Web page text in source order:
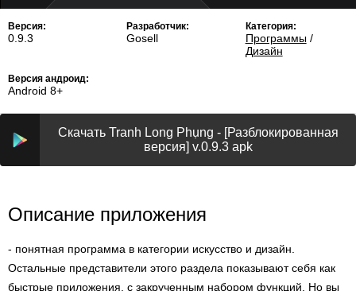
Версия:
0.9.3
Разработчик:
Gosell
Категория:
Программы/
Дизайн
Версия андроид:
Android 8+
Скачать Tranh Long Phụng - [Разблокированная
версия] v.0.9.3 apk
Описание приложения
- понятная программа в категории искусство и дизайн.
Остальные представители этого раздела показывают себя как
быстрые приложения, с закрученным набором функций. Но вы